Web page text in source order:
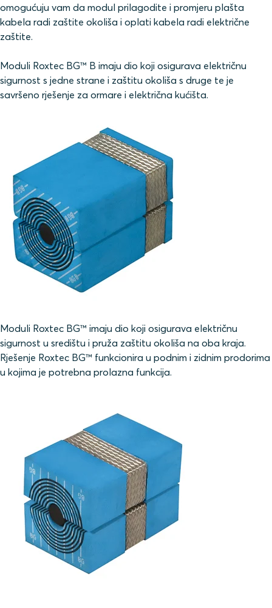
omogućuju vam da modul prilagodite i promjeru plašta
kabela radi zaštite okoliša i oplati kabela radi električne
zaštite.
Moduli Roxtec BG™ B imaju dio koji osigurava električnu
sigurnost s jedne strane i zaštitu okoliša s druge te je
savršeno rješenje za ormare i električna kućišta.
Moduli Roxtec BG™ imaju dio koji osigurava električnu
sigurnost u središtu i pruža zaštitu okoliša na oba kraja.
Rješenje Roxtec BG™ funkcionira u podnim i zidnim prodorima
u kojima je potrebna prolazna funkcija.